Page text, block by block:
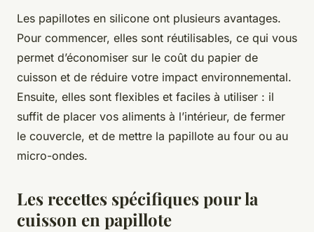
Les papillotes en silicone ont plusieurs avantages.
Pour commencer, elles sont réutilisables, ce qui vous
permet d’économiser sur le coût du papier de
cuisson et de réduire votre impact environnemental.
Ensuite, elles sont flexibles et faciles à utiliser : il
suffit de placer vos aliments à l’intérieur, de fermer
le couvercle, et de mettre la papillote au four ou au
micro-ondes.
Les recettes spécifiques pour la
cuisson en papillote